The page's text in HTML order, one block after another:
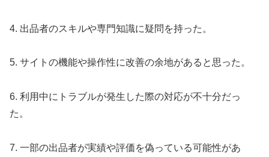
4. 出品者のスキルや専門知識に疑問を持った。
5. サイトの機能や操作性に改善の余地があると思った。
6. 利用中にトラブルが発生した際の対応が不十分だっ
た。
7. 一部の出品者が実績や評価を偽っている可能性があ